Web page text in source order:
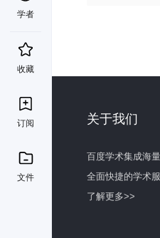
学者
收藏
订阅
文件
关于我们
百度学术集成海
全面快捷的学术
了解更多>>